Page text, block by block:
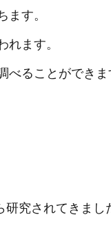
ます。
れます。
ることができま
究されてきま